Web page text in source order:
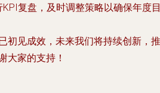
复盘，及时调整策略以确保年度
初见成效，未来我们将持续创新，推
大家的支持！